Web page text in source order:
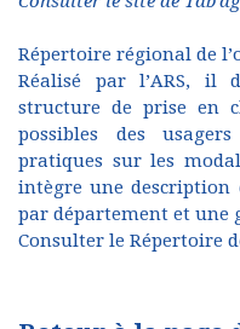
Répertoire régional de
Réalisé par l’ARS, il
structure de prise en
possibles des
pratiques sur les
intègre une description
par département et une
Consulter le Répertoire